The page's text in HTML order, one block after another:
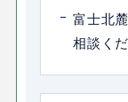
富士北
相談く